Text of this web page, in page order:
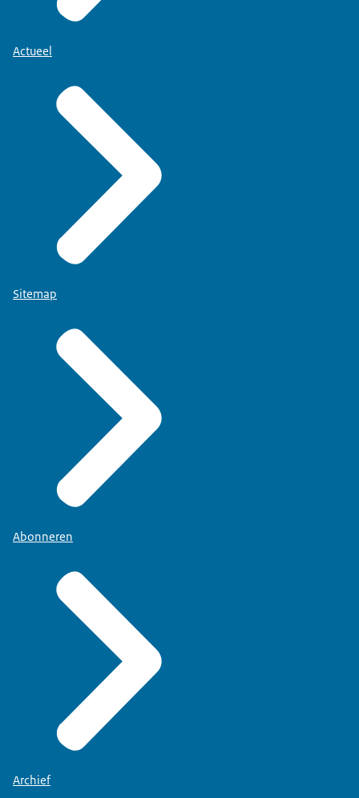
Actueel
Sitemap
Abonneren
Archief